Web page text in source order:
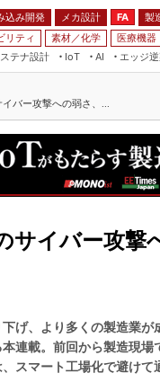
込み開発 メカ設計 FA 製
リティ 素材／化学 医療機器
テナ設計
IoT
AI
エッジ
JIMTOF
組込み/エッジ コンピュー
展＆IoT/5Gソリューショ
IIFES
国際ロボット展
ジャパンモビリティショー
TECHNO-FRONTIER
EdgeTech+
日本ものづくりワールド
つながるクルマ
5G
VR／AR
フィールドサー
組み込み画像技
車載ソフト開発
ISO26262
製造マ
FA
モビリテ
バー攻撃への弱さ、...
サイバー攻撃
げ、より多くの製造業が
連載。前回から製造現場
スマート工場化で避けて